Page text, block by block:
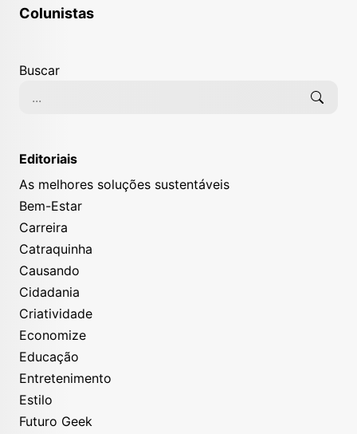
Colunistas
Buscar
Editoriais
As melhores soluções sustentáveis
Bem-Estar
Carreira
Catraquinha
Causando
Cidadania
Criatividade
Economize
Educação
Entretenimento
Estilo
Futuro Geek